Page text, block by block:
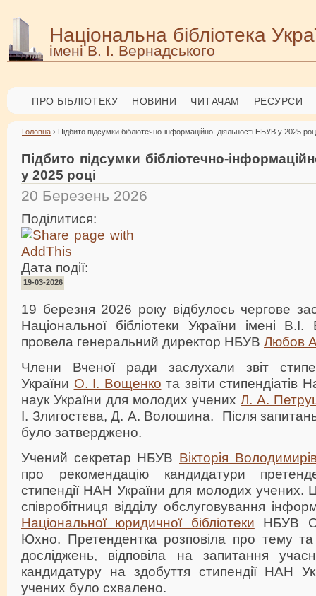
Національна бібліотека
імені В. І. Вернадського
ПРО БІБЛІОТЕКУ НОВИНИ ЧИТАЧАМ РЕСУРСИ
Головна › Підбито підсумки бібліотечно-інформаційної діяльності НБУВ у 2025
Підбито підсумки бібліотечно-
у 2025 році
20 Березень 2026
Поділитися:
Дата події:
19-03-2026
19 березня 2026 року відбулось чергове
Національної бібліотеки України імені
провела генеральний директор НБУВ Любов
Члени Вченої ради заслухали звіт
України О. І. Вощенко та звіти стипендіатів
наук України для молодих учених Л. А.
І. Злигостєва, Д. А. Волошина. Після запитань
було затверджено.
Учений секретар НБУВ Вікторія
про рекомендацію кандидатури
стипендії НАН України для молодих
співробітниця відділу обслуговування
Національної юридичної бібліотеки НБУВ
Юхно. Претендентка розповіла про тему та
досліджень, відповіла на запитання
кандидатуру на здобуття стипендії НАН
учених було схвалено.